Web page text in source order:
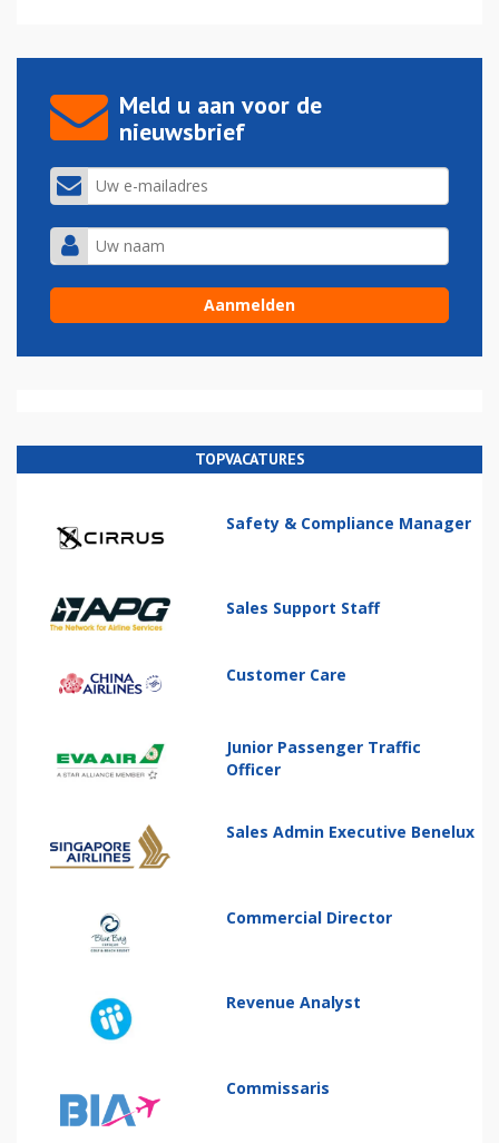
Meld u aan voor de
nieuwsbrief
TOPVACATURES
Safety & Compliance Manager
Sales Support Staff
Customer Care
Junior Passenger Traffic
Officer
Sales Admin Executive Benelux
Commercial Director
Revenue Analyst
Commissaris